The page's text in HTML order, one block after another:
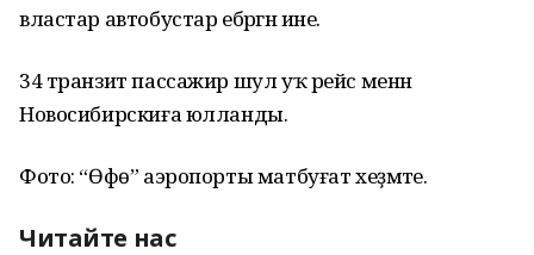
властар автобустар ебәргән ине.
34 транзит пассажир шул уҡ рейс менән
Новосибирскиға юлланды.
Фото: “Өфө” аэропорты матбуғат хеҙмәте.
Читайте нас